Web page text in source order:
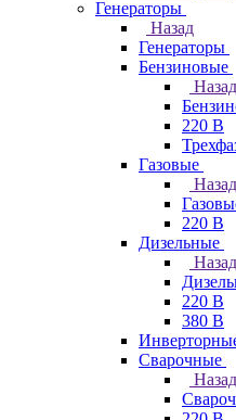
Генераторы
Назад
Генераторы
Бензиновые
Назад
220 В
Газовые
Назад
220 В
Дизельные
Назад
220 В
380 В
Сварочные
Назад